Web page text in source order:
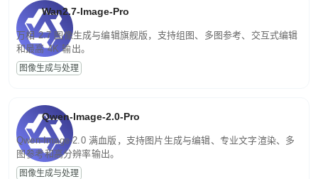
Wan2.7-Image-Pro
万相 2.7 图像生成与编辑旗舰版，支持组图、多图参考、交互式编辑
和最高 4K 输出。
图像生成与处理
Qwen-Image-2.0-Pro
Qwen-Image-2.0 满血版，支持图片生成与编辑、专业文字渲染、多
图参考和高分辨率输出。
图像生成与处理